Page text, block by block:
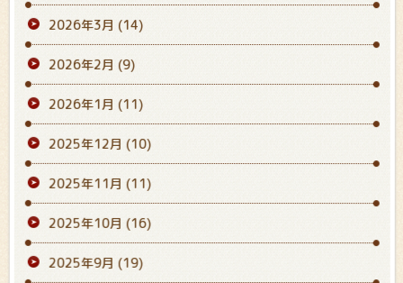
2026年3月 (14)
2026年2月 (9)
2026年1月 (11)
2025年12月 (10)
2025年11月 (11)
2025年10月 (16)
2025年9月 (19)